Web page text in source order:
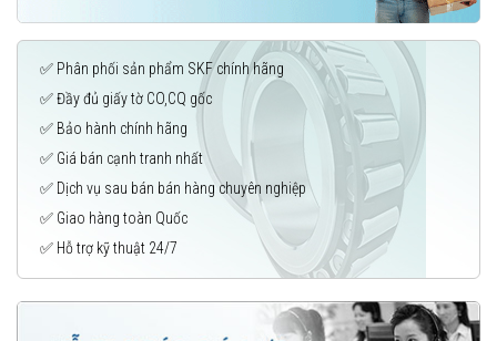
✅ Phân phối sản phẩm SKF chính hãng
✅ Đầy đủ giấy tờ CO,CQ gốc
✅ Bảo hành chính hãng
✅ Giá bán cạnh tranh nhất
✅ Dịch vụ sau bán bán hàng chuyên nghiệp
✅ Giao hàng toàn Quốc
✅ Hỗ trợ kỹ thuật 24/7